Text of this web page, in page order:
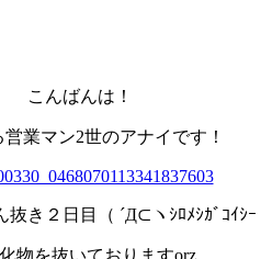
こんばんは！
業マン2世のアナイです！
抜き２日目（ ´Д⊂ヽｼﾛﾒｼｶﾞｺｲｼｰ
物を抜いておりますorz